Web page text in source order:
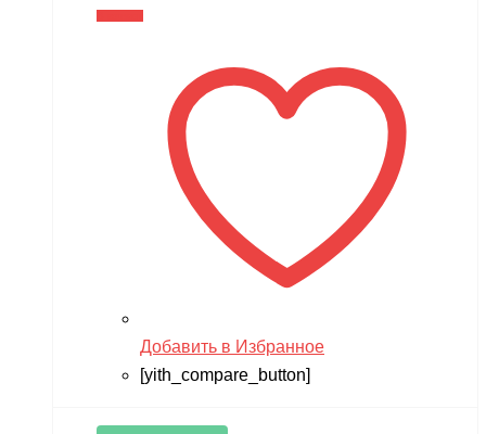
17,900 ₽.
Добавить в Избранное
[yith_compare_button]